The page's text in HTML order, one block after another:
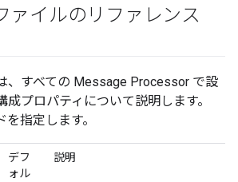
ァイルのリファレンス
、すべての Message Processor で設
プロパティについて説明します。
指定します。
デフ
ォル
説明